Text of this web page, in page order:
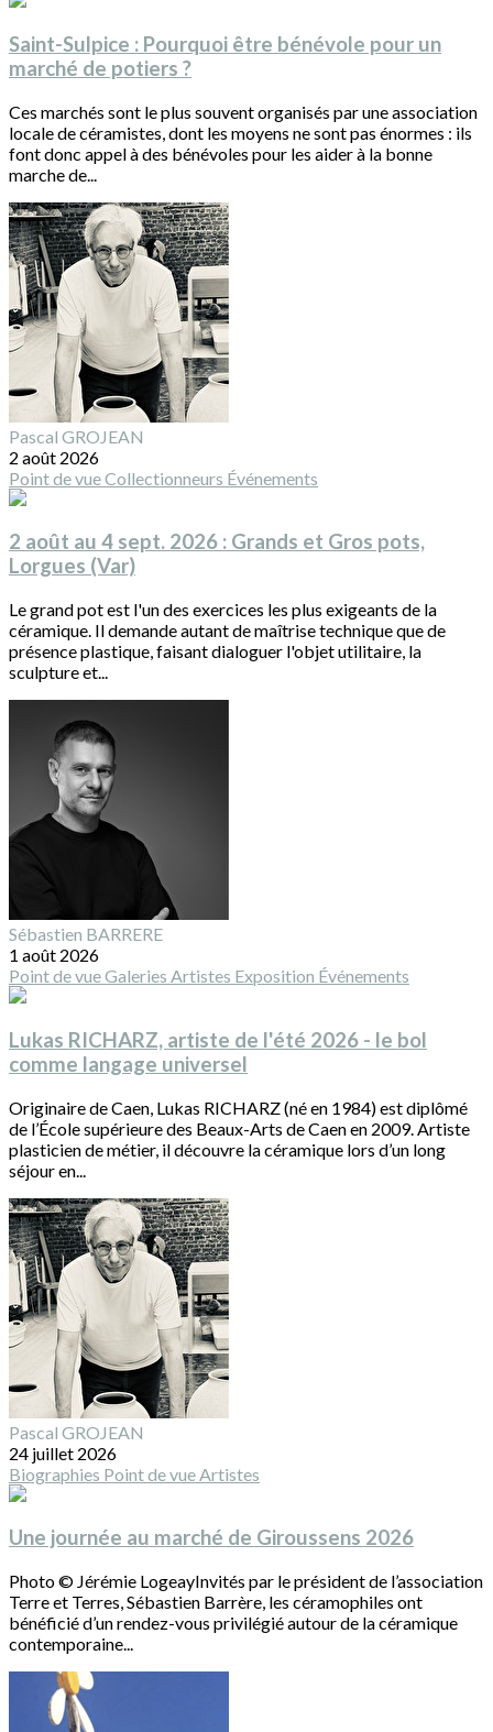
Saint-Sulpice : Pourquoi être bénévole pour un
marché de potiers ?
Ces marchés sont le plus souvent organisés par une association
locale de céramistes, dont les moyens ne sont pas énormes : ils
font donc appel à des bénévoles pour les aider à la bonne
marche de...
Pascal GROJEAN
2 août 2026
Point de vueCollectionneurs Événements
2 août au 4 sept. 2026 : Grands et Gros pots,
Lorgues (Var)
Le grand pot est l'un des exercices les plus exigeants de la
céramique. Il demande autant de maîtrise technique que de
présence plastique, faisant dialoguer l'objet utilitaire, la
sculpture et...
Sébastien BARRERE
1 août 2026
Point de vueGaleries Artistes Exposition Événements
Lukas RICHARZ, artiste de l'été 2026 - le bol
comme langage universel
Originaire de Caen, Lukas RICHARZ (né en 1984) est diplômé
de l’École supérieure des Beaux-Arts de Caen en 2009. Artiste
plasticien de métier, il découvre la céramique lors d’un long
séjour en...
Pascal GROJEAN
24 juillet 2026
Biographies Point de vue Artistes
Une journée au marché de Giroussens 2026
Photo © Jérémie LogeayInvités par le président de l’association
Terre et Terres, Sébastien Barrère, les céramophiles ont
bénéficié d’un rendez-vous privilégié autour de la céramique
contemporaine...